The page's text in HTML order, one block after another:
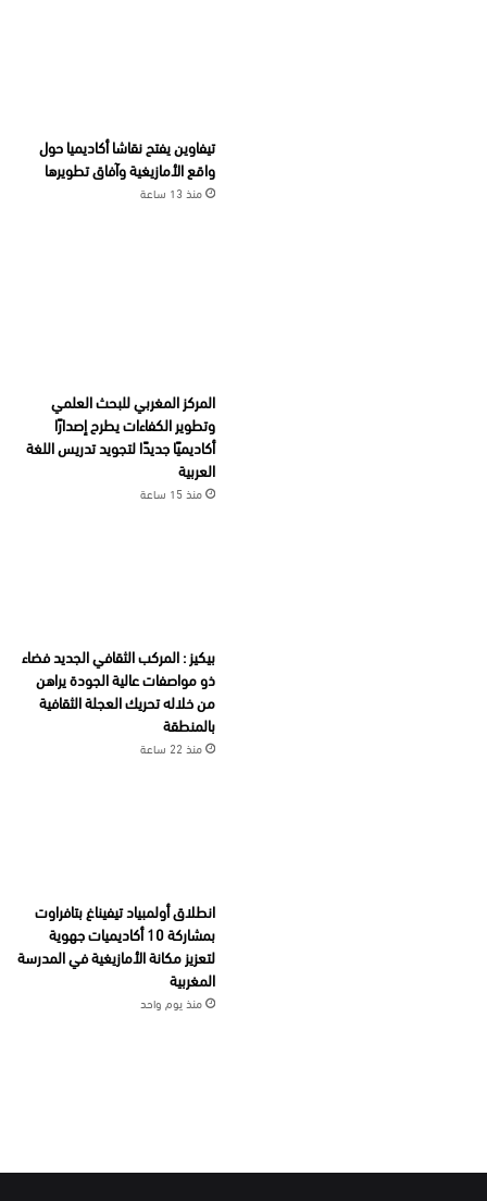
تيفاوين يفتح نقاشا أكاديميا حول
واقع الأمازيغية وآفاق تطويرها
منذ 13 ساعة
المركز المغربي للبحث العلمي
وتطوير الكفاءات يطرح إصدارًا
أكاديميًا جديدًا لتجويد تدريس اللغة
العربية
منذ 15 ساعة
بيكيز : المركب الثقافي الجديد فضاء
ذو مواصفات عالية الجودة يراهن
من خلاله تحريك العجلة الثقافية
بالمنطقة
منذ 22 ساعة
انطلاق أولمبياد تيفيناغ بتافراوت
بمشاركة 10 أكاديميات جهوية
لتعزيز مكانة الأمازيغية في المدرسة
المغربية
منذ يوم واحد